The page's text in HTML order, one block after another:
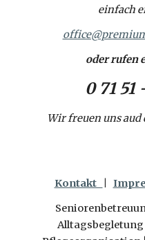
einfach
oder rufen
0 71 51
Wir freuen uns aud
Kontakt
Alltagsbegletung